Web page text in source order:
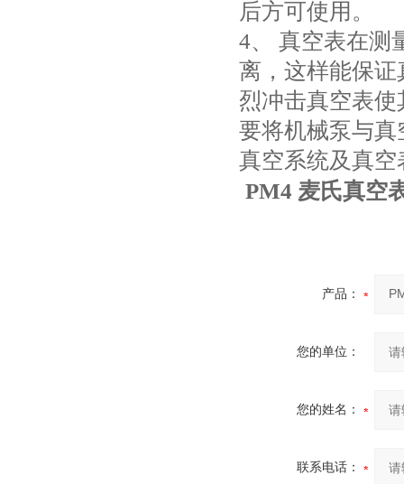
后方可使用。
4、 真空表在测
离，这样能保
烈冲击真空表
要将机械泵与
真空系统及真
PM4 麦氏真空
产品：
您的单位：
您的姓名：
联系电话：